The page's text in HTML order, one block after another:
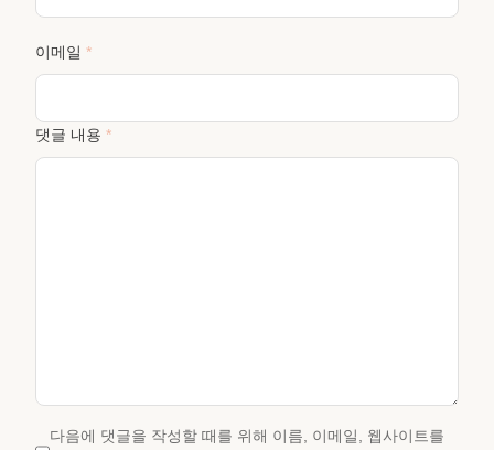
이메일 *
댓글 내용 *
다음에 댓글을 작성할 때를 위해 이름, 이메일, 웹사이트를